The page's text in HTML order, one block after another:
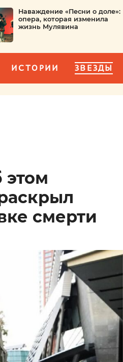
Наваждение «Песни о доле»:
опера, которая изменила
жизнь Мулявина
ИСТОРИИ ЗВЕЗДЫ
этом
смерти